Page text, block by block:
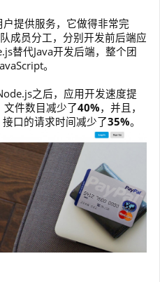
提供服务，它做得非常完
成员分工，分别开发前后端应
替代Java开发后端，整个团
。
之后，应用开发速度提
文件数目减少了40%，并且，
接口的请求时间减少了35%。